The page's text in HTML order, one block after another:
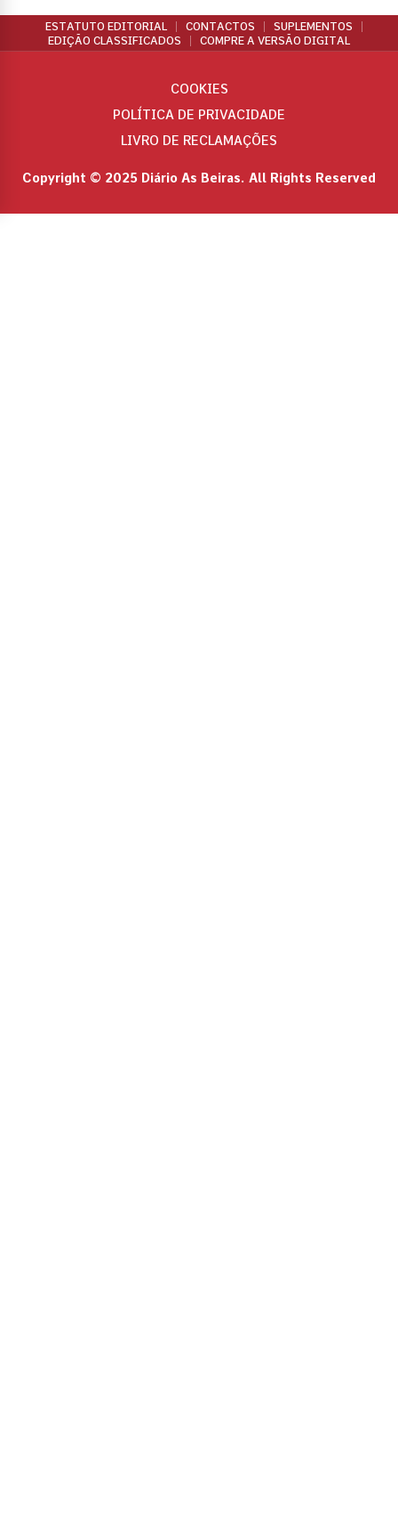
ESTATUTO EDITORIAL CONTACTOS
SUPLEMENTOS
EDIÇÃO CLASSIFICADOS
COMPRE A VERSÃO DIGITAL
Copyright © 2025 Diário As Beiras. All Rights Reserved
COOKIES
POLÍTICA DE PRIVACIDADE
LIVRO DE RECLAMAÇÕES